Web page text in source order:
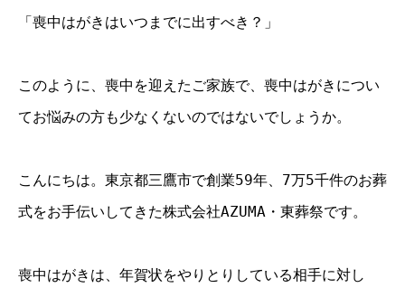
「喪中はがきはいつまでに出すべき？」
このように、喪中を迎えたご家族で、喪中はがきについ
てお悩みの方も少なくないのではないでしょうか。
こんにちは。東京都三鷹市で創業59年、7万5千件のお葬
式をお手伝いしてきた株式会社AZUMA・東葬祭です。
喪中はがきは、年賀状をやりとりしている相手に対し